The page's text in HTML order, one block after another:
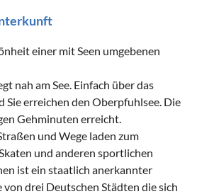
einer mit Seen umgebenen
nah am See. Einfach über das
Sie erreichen den Oberpfuhlsee. Die
Gehminuten erreicht.
und Wege laden zum
und anderen sportlichen
ist ein staatlich anerkannter
drei Deutschen Städten die sich